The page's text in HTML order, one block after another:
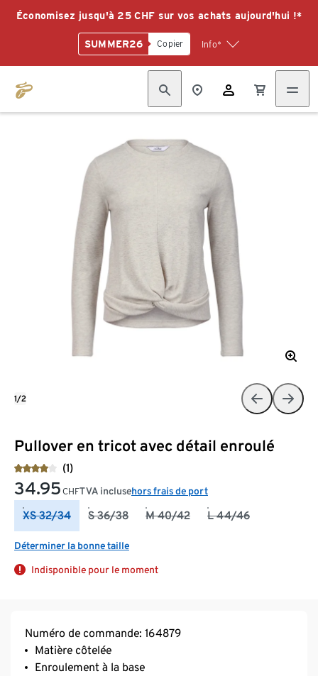
Économisez jusqu'à 25 CHF sur vos achats aujourd'hui !*
SUMMER26 Copier Info*
Pullover en tricot avec détail enroulé
(1)
34.95 CHFTVA inclusehors frais de port
XS 32/34 S 36/38 M 40/42 L 44/46
Déterminer la bonne taille
Indisponible pour le moment
1/2
Numéro de commande: 164879
Matière côtelée
Enroulement à la base